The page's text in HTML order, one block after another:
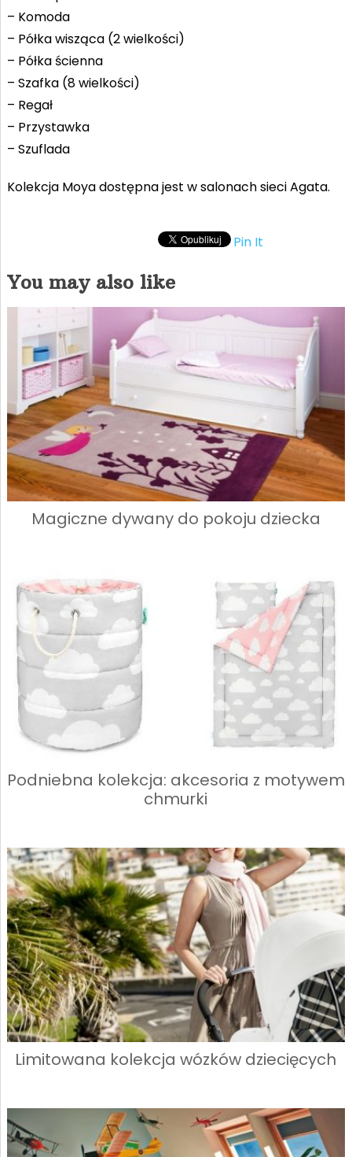
– Komoda
– Półka wisząca (2 wielkości)
– Półka ścienna
– Szafka (8 wielkości)
– Regał
– Przystawka
– Szuflada
Kolekcja Moya dostępna jest w salonach sieci Agata.
Pin It
You may also like
Magiczne dywany do pokoju dziecka
Podniebna kolekcja: akcesoria z motywem
chmurki
Limitowana kolekcja wózków dziecięcych